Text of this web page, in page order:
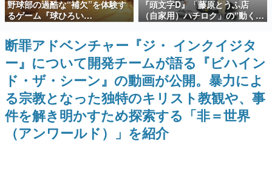
SNS拡散数が数千以上！ ページビュー数万以上！ などな
ど。多くの人々に読まれた、電ファミ渾身の“殿堂入り”記
事をまとめました。
ゲームの企画書
名作ゲームクリエイターの方々に製作時のエピソードをお
聞きし、ヒットする企画（ゲーム）とは何か？を探ってい
きます。
この物語を解いてはいけない。『赫本』は、〈試験問題〉
の形をした短編ホラー小説集です。
新世代に訊く
野球部の過酷な“補欠”を体験す
るゲーム『球ひろい
Simulator』が「1件」のウィッ
シュリストをもとにチェコ語に
対応しSNSで話題に。『キング
ダム・カム』開発元やチェコの
プロ野球選手から称賛の声
『頭文字D』「藤原とうふ店
（自家用）ハチロク」の“動くテ
ィッシュケース”が買えるポップ
アップショップが開催へ。マン
ガの舞台である群馬の「イオン
モール高崎」にて、8月11日か
ら8月20日までの期間限定で開
催予定
断罪アドベンチャー『ジ・ インクイジタ
ー』について開発チームが語る『ビハイン
ド・ザ・シーン』の動画が公開。暴力によ
る宗教となった独特のキリスト教観や、事
件を解き明かすため探索する「非＝世界
（アンワールド）」を紹介